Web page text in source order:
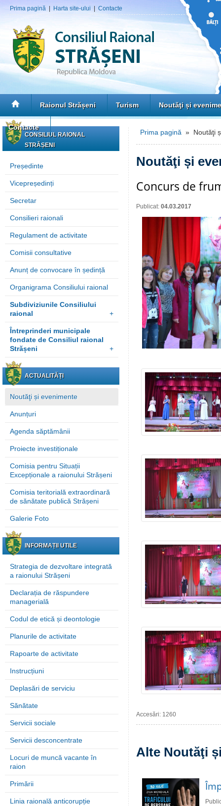
Prima pagină Harta site-ului Contacte
Raionul Strășeni Turism Noutăţi și
Contacte
CONSILIUL RAIONAL
STRĂȘENI
Președinte
Vicepreședinți
Secretar
Consilieri raionali
Regulament de activitate
Comisii consultative
Anunț de convocare în ședință
Organigrama Consiliului raional
Subdiviziunile Consiliului
raional
+
Întreprinderi municipale
fondate de Consiliul raional
Strășeni
+
ACTUALITĂȚI
Noutăţi și evenimente
Anunțuri
Agenda săptămânii
Proiecte investiționale
Comisia pentru Situații
Excepționale a raionului Strășeni
Comisia teritorială extraordinară
de sănătate publică Strășeni
Galerie Foto
INFORMAȚII UTILE
Strategia de dezvoltare integrată
a raionului Strășeni
Declarația de răspundere
managerială
Codul de etică și deontologie
Planurile de activitate
Rapoarte de activitate
Instrucțiuni
Deplasări de serviciu
Sănătate
Servicii sociale
Servicii desconcentrate
Locuri de muncă vacante în
raion
Primării
Linia raională anticorupție
Prima pagină » Noutăţi
Noutăţi și
Concurs de
Publicat: 04.03.2017
Accesări: 1260
Alte Noutăţi